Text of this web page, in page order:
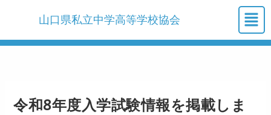
ス
山口県私立中学高等学校協会 メ
ニ
ュ
ー
令和8年度入学試験情報を掲載しま